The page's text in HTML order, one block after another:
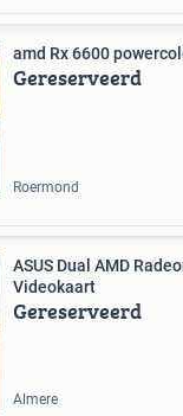
amd Rx 6600
Gereserveerd
Roermond
ASUS Dual AMD
Videokaart
Gereserveerd
Almere